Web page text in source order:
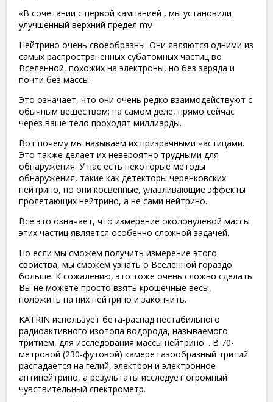
«В сочетании с первой кампанией , мы установили
улучшенный верхний предел mν
Нейтрино очень своеобразны. Они являются одними из
самых распространенных субатомных частиц во
Вселенной, похожих на электроны, но без заряда и
почти без массы.
Это означает, что они очень редко взаимодействуют с
обычным веществом; на самом деле, прямо сейчас
через ваше тело проходят миллиарды.
Вот почему мы называем их призрачными частицами.
Это также делает их невероятно трудными для
обнаружения. У нас есть некоторые методы
обнаружения, такие как детекторы черенковских
нейтрино, но они косвенные, улавливающие эффекты
пролетающих нейтрино, а не сами нейтрино.
Все это означает, что измерение околонулевой массы
этих частиц является особенно сложной задачей.
Но если мы сможем получить измерение этого
свойства, мы сможем узнать о Вселенной гораздо
больше. К сожалению, это тоже очень сложно сделать.
Вы не можете просто взять крошечные весы,
положить на них нейтрино и закончить.
KATRIN использует бета-распад нестабильного
радиоактивного изотопа водорода, называемого
тритием, для исследования массы нейтрино. . В 70-
метровой (230-футовой) камере газообразный тритий
распадается на гелий, электрон и электронное
антинейтрино, а результаты исследует огромный
чувствительный спектрометр.